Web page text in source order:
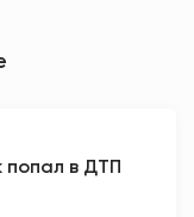
в ДТП